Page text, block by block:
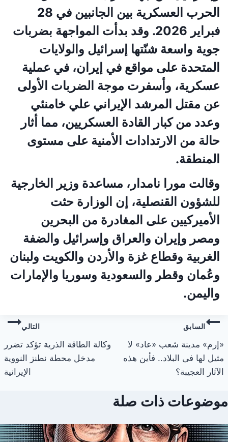
الحرب العسكرية بين الجانبين في 28
فبراير 2026. وقد بدأت المواجهة بضربات
جوية واسعة شنّتها إسرائيل والولايات
المتحدة على مواقع في إيران، في عملية
عسكرية، وأسفرت موجة الضربات الأولى
عن مقتل المرشد الإيراني علي خامنئي
وعدد من كبار القادة العسكريين، مما أثار
حالة من الارتدادات الأمنية على مستوى
المنطقة.
وقالت مورا نامدار، مساعدة وزير الخارجية
للشؤون القنصلية، إن الوزارة حثت
الأميركيين على المغادرة من البحرين
ومصر وإيران والعراق وإسرائيل والضفة
الغربية وقطاع غزة والأردن والكويت ولبنان
وعُمان وقطر والسعودية وسوريا والإمارات
واليمن.
تصفّح
المقالات
السابق
«إرم» مدينة شعب «عاد» لا
مثيل لها فى البلاد.. فأين هذه
الآثار العجيبة؟
التالي
وكالة الطاقة الذرية تؤكد تضرر
مدخل محطة نطنز النووية
الإيرانية
موضوعات ذات صلة